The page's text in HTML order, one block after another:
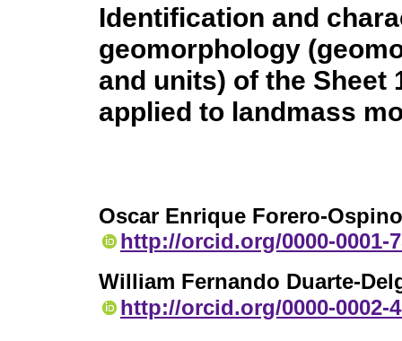
Identification and
geomorphology
and units) of the Sheet
applied to landmass
Oscar Enrique Forero-Ospino
http://orcid.org/0000-0001-
William Fernando Duarte-
http://orcid.org/0000-0002-